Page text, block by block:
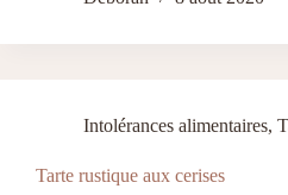
Intolérances alimentaires,
Tarte rustique aux cerises